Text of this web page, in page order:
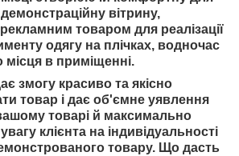
вітрину,
товаром для реалізації
одягу на плічках, водночас
місця в приміщенні.
змогу красиво та якісно
товар і дає об'ємне уявлення
товарі й максимально
клієнта на індивідуальності
товару. Що дасть